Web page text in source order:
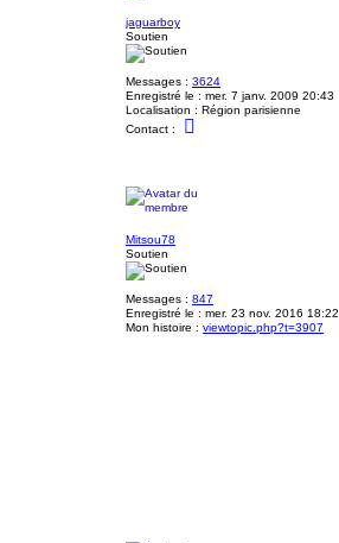
jaguarboy
Soutien
Messages : 3624
Enregistré le : mer. 7 janv. 2009 20:43
Localisation : Région parisienne
Contact :
u
a
b
Mitsou78
Soutien
Messages : 847
Enregistré le : mer. 23 nov. 2016 18:22
Mon histoire : viewtopic.php?t=3907